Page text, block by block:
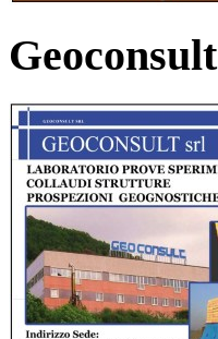
Geoconsult